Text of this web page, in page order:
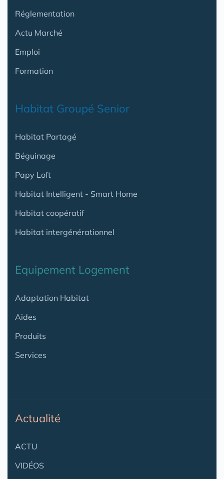
Réglementation
Actu Marché
Emploi
Formation
Habitat Groupé Senior
Habitat Partagé
Béguinage
Papy Loft
Habitat Intelligent - Smart Home
Habitat coopératif
Habitat intergénérationnel
Equipement Logement
Adaptation Habitat
Aides
Produits
Services
Actualité
ACTU
VIDÉOS